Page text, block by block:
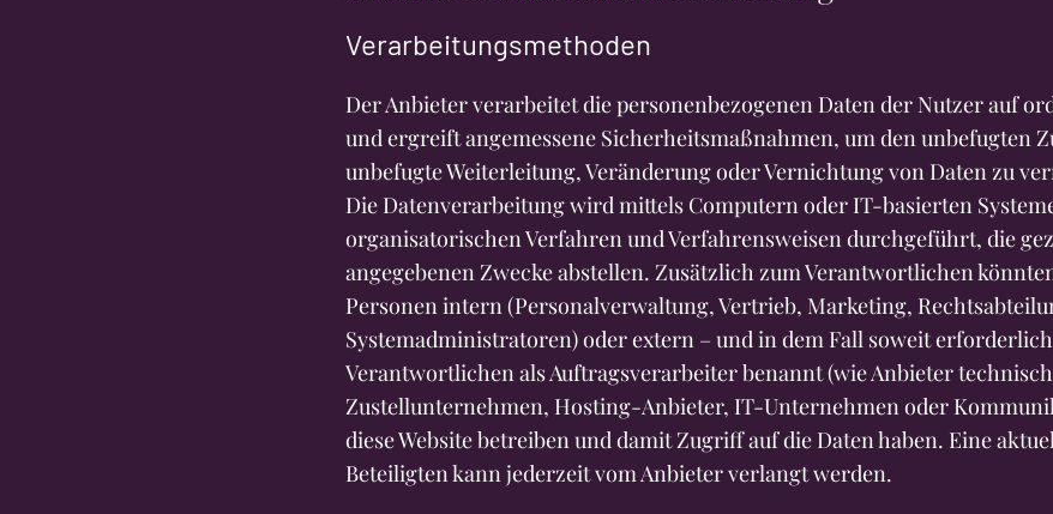
Verarbeitungsmethoden
Der Anbieter verarbeitet die personenbezogenen Daten der Nutzer auf
und ergreift angemessene Sicherheitsmaßnahmen, um den unbefugten
unbefugte Weiterleitung, Veränderung oder Vernichtung von Daten zu
Die Datenverarbeitung wird mittels Computern oder IT-basierten
organisatorischen Verfahren und Verfahrensweisen durchgeführt, die
angegebenen Zwecke abstellen. Zusätzlich zum Verantwortlichen
Personen intern (Personalverwaltung, Vertrieb, Marketing,
Systemadministratoren) oder extern – und in dem Fall soweit
Verantwortlichen als Auftragsverarbeiter benannt (wie Anbieter
Zustellunternehmen, Hosting-Anbieter, IT-Unternehmen oder
diese Website betreiben und damit Zugriff auf die Daten haben. Eine
Beteiligten kann jederzeit vom Anbieter verlangt werden.